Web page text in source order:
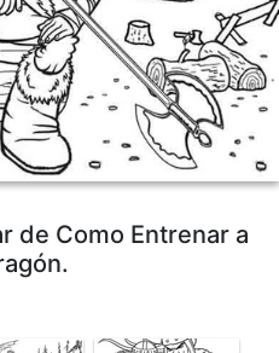
de Como Entrenar a